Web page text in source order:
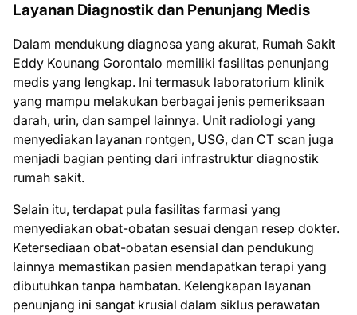
Layanan Diagnostik dan Penunjang Medis
Dalam mendukung diagnosa yang akurat, Rumah Sakit
Eddy Kounang Gorontalo memiliki fasilitas penunjang
medis yang lengkap. Ini termasuk laboratorium klinik
yang mampu melakukan berbagai jenis pemeriksaan
darah, urin, dan sampel lainnya. Unit radiologi yang
menyediakan layanan rontgen, USG, dan CT scan juga
menjadi bagian penting dari infrastruktur diagnostik
rumah sakit.
Selain itu, terdapat pula fasilitas farmasi yang
menyediakan obat-obatan sesuai dengan resep dokter.
Ketersediaan obat-obatan esensial dan pendukung
lainnya memastikan pasien mendapatkan terapi yang
dibutuhkan tanpa hambatan. Kelengkapan layanan
penunjang ini sangat krusial dalam siklus perawatan